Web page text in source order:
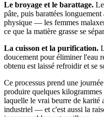
Le broyage et le barattage.
pâte, puis barattées
physique — les femmes
ce que la matière grasse se
La cuisson et la purification.
doucement pour éliminer l'eau
obtenu est laissé refroidir et se
Ce processus prend une
produire quelques
laquelle le vrai beurre de karité
industriel — et c'est aussi la